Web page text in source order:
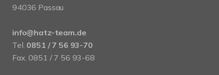
94036 Passau
info@hatz-team.de
Tel. 0851 / 7 56 93-70
Fax. 0851 / 7 56 93-68